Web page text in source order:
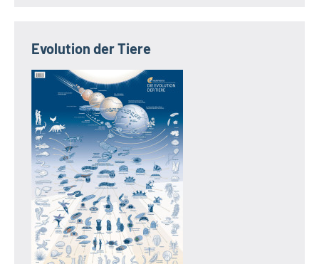
Evolution der Tiere